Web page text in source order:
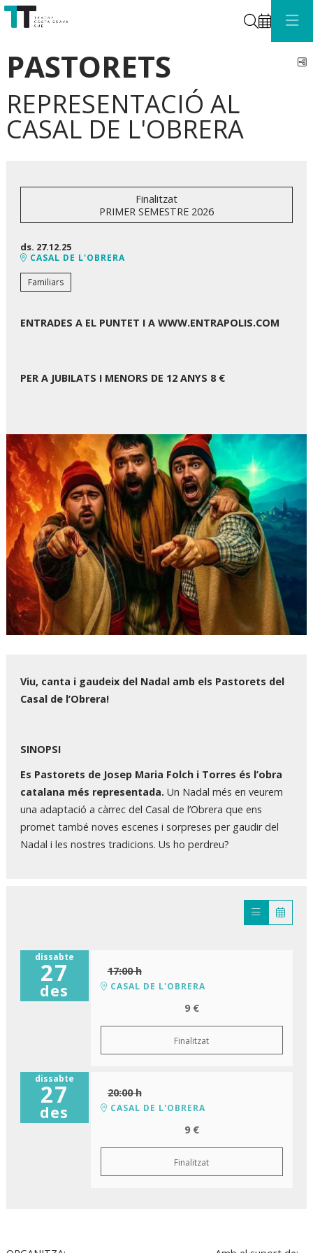
Cerca
PASTORETS
REPRESENTACIÓ AL
CASAL DE L'OBRERA
Finalitzat
PRIMER SEMESTRE 2026
ds. 27.12.25
CASAL DE L'OBRERA
Familiars
ENTRADES A EL PUNTET I A WWW.ENTRAPOLIS.COM
PER A JUBILATS I MENORS DE 12 ANYS 8 €
Viu, canta i gaudeix del Nadal amb els Pastorets del
Casal de l’Obrera!
SINOPSI
Es Pastorets de Josep Maria Folch i Torres és l’obra
catalana més representada. Un Nadal més en veurem
una adaptació a càrrec del Casal de l’Obrera que ens
promet també noves escenes i sorpreses per gaudir del
Nadal i les nostres tradicions. Us ho perdreu?
dissabte
27
des
17:00 h
CASAL DE L'OBRERA
9 €
Finalitzat
dissabte
27
des
20:00 h
CASAL DE L'OBRERA
9 €
Finalitzat